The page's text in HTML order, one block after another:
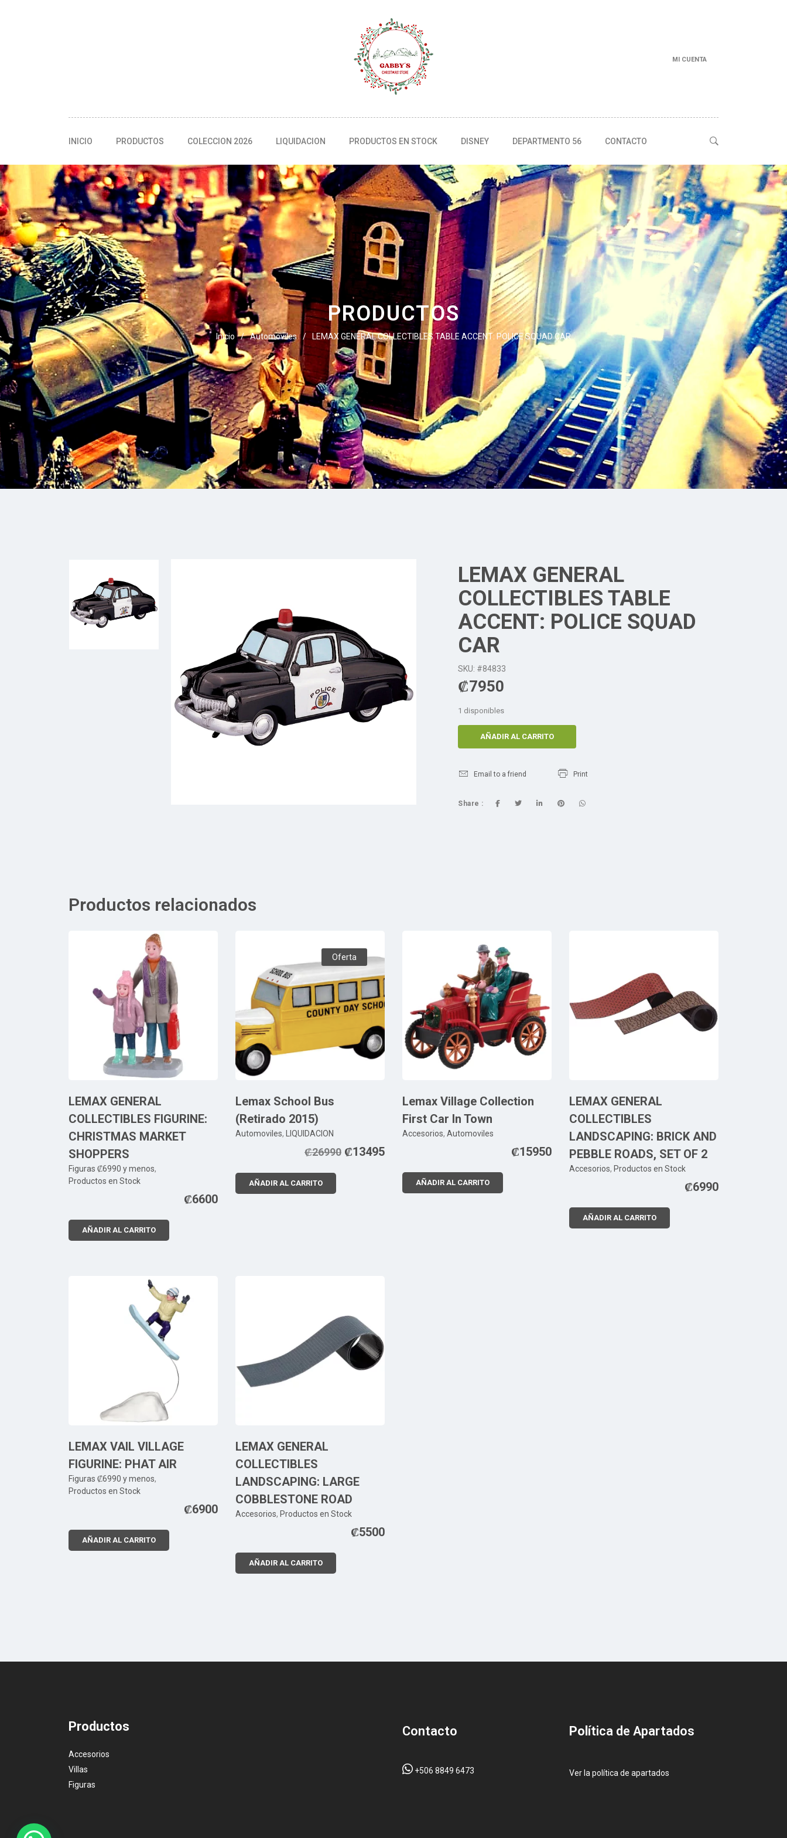
MI CUENTA
INICIO PRODUCTOS COLECCION 2026 LIQUIDACION PRODUCTOS EN STOCK DISNEY DEPARTMENTO 56 CONTACTO
PRODUCTOS
Inicio / Automoviles / LEMAX GENERAL COLLECTIBLES TABLE ACCENT: POLICE SQUAD CAR
LEMAX GENERAL
COLLECTIBLES TABLE
ACCENT: POLICE SQUAD
CAR
SKU: #84833
₡7950
1 disponibles
AÑADIR AL CARRITO
Email to a friend Print
Share :
Productos relacionados
LEMAX GENERAL
COLLECTIBLES FIGURINE:
CHRISTMAS MARKET
SHOPPERS
Figuras ₡6990 y menos,
Productos en Stock
₡6600
AÑADIR AL CARRITO
Oferta
Lemax School Bus
(Retirado 2015)
Automoviles, LIQUIDACION
₡26990 ₡13495
AÑADIR AL CARRITO
Lemax Village Collection
First Car In Town
Accesorios, Automoviles
₡15950
AÑADIR AL CARRITO
LEMAX GENERAL
COLLECTIBLES
LANDSCAPING: BRICK AND
PEBBLE ROADS, SET OF 2
Accesorios, Productos en Stock
₡6990
AÑADIR AL CARRITO
LEMAX VAIL VILLAGE
FIGURINE: PHAT AIR
Figuras ₡6990 y menos,
Productos en Stock
₡6900
AÑADIR AL CARRITO
LEMAX GENERAL
COLLECTIBLES
LANDSCAPING: LARGE
COBBLESTONE ROAD
Accesorios, Productos en Stock
₡5500
AÑADIR AL CARRITO
Productos
Accesorios
Villas
Figuras
Contacto
+506 8849 6473
Pol ítica de Apartados
Ver la política de apartados